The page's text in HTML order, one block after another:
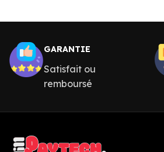
GARANTIE
Satisfait ou
remboursé